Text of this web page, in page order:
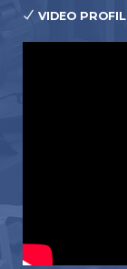
VIDEO PROFIL